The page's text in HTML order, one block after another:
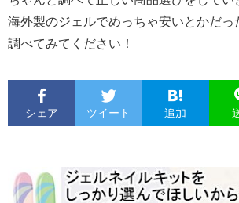
海外製のジェルでめっちゃ安いとかだっ
調べてみてください！
シェア ツイート 追加